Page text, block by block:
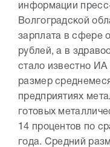
информации
Волгоградской
зарплата в сфере
рублей, а в
стало известно
размер
предприятиях
готовых
14 процентов по
года. Средний